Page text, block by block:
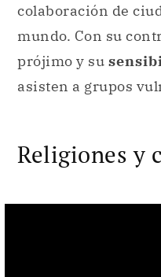
colaboración de
mundo. Con su
prójimo y su
asisten a grupos
Religiones y